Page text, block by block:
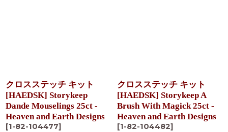
クロスステッチ キット
[HAEDSK] Storykeep
Dande Mouselings 25ct -
Heaven and Earth Designs
[1-82-104477]
クロスステッチ キット
[HAEDSK] Storykeep A
Brush With Magick 25ct -
Heaven and Earth Designs
[1-82-104482]